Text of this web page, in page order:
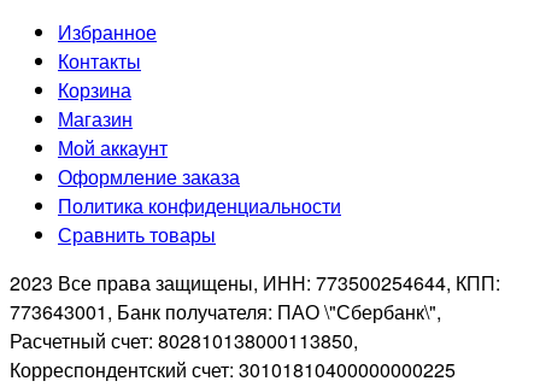
Избранное
Контакты
Корзина
Магазин
Мой аккаунт
Оформление заказа
Политика конфиденциальности
Сравнить товары
2023 Все права защищены, ИНН: 773500254644, КПП:
773643001, Банк получателя: ПАО \"Сбербанк\",
Расчетный счет: 802810138000113850,
Корреспондентский счет: 30101810400000000225